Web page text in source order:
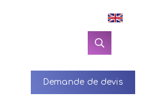
Demande de devis